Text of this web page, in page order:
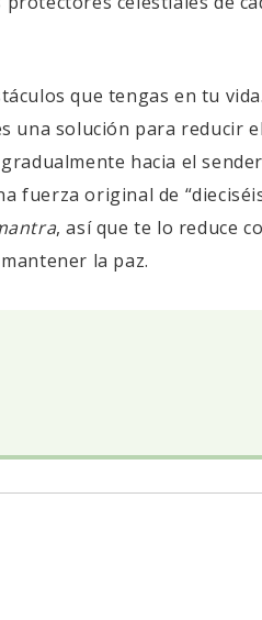
que tengas en tu
una solución para reducir
hacia el
fuerza original de
, así que te lo reduce
la paz.